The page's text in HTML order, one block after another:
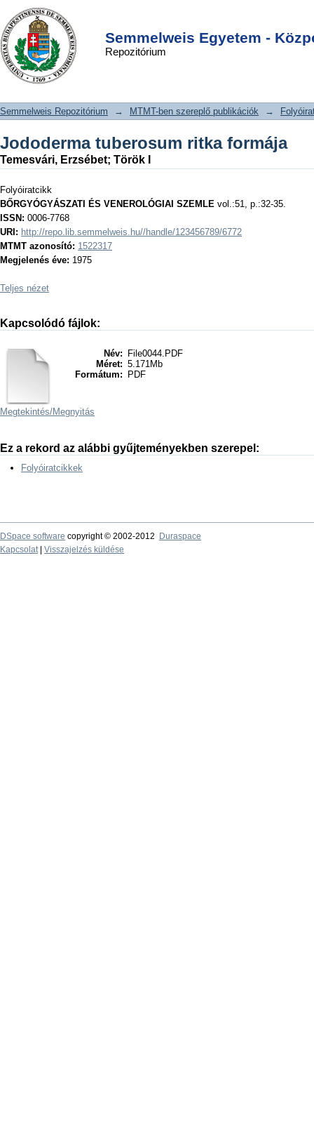
Semmelweis Egyetem -
Repozitórium
Jododerma tuberosum ritka formája
DSpace/Manakin Repository
Semmelweis Repozitórium → MTMT-ben szereplő publikációk →
Jododerma tuberosum ritka formája
Temesvári, Erzsébet; Török I
Folyóiratcikk
BŐRGYÓGYÁSZATI ÉS VENEROLÓGIAI SZEMLE vol.:51, p.:32-35.
ISSN: 0006-7768
URI: http://repo.lib.semmelweis.hu//handle/123456789/6772
MTMT azonosító: 1522317
Megjelenés éve: 1975
Teljes nézet
Kapcsolódó fájlok:
Név:
File0044.PDF
Méret: 5.171Mb
Formátum:
PDF
Megtekintés/Megnyitás
Ez a rekord az alábbi gyűjteményekben szerepel:
Folyóiratcikkek
DSpace software copyright © 2002-2012
Duraspace
Kapcsolat| Visszajelzés küldése